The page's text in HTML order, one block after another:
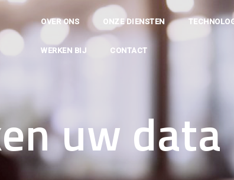
OVER ONS ONZE DIENSTEN
WERKEN BIJ CONTACT
uw